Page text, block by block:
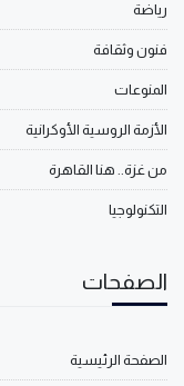
رياضة
فنون وثقافة
المنوعات
الأزمة الروسية الأوكرانية
من غزة.. هنا القاهرة
التكنولوجيا
الصفحات
الصفحة الرئيسية